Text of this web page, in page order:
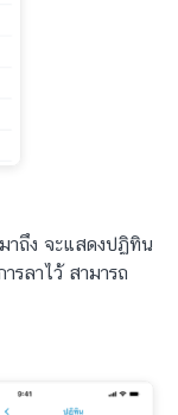
าถึง จะแสดงปฏิทิน
ลาไว้ สามารถ